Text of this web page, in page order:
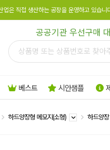
업은 직접 생산하는 공장을 운영하고 있습니
공공기관 우선구매
베스트 시안샘플
하드양장형 메모지(소형) 하드양